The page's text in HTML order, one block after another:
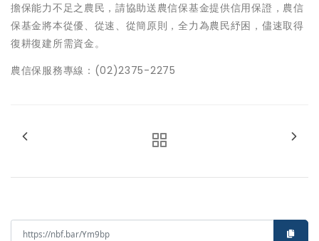
擔保能力不足之農民，請協助送農信保基金提供信用保證，農信
保基金將本從優、從速、從簡原則，全力為農民紓困，儘速取得
復耕復建所需資金。
農信保服務專線：(02)2375-2275